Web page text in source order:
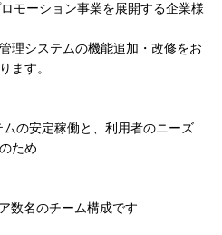
モーション事業を展開する企業様
理システムの機能追加・改修をお
ます。
の安定稼働と、利用者のニーズ
ため
数名のチーム構成です